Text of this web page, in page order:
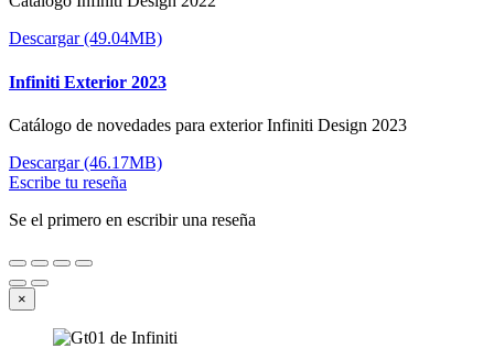
Descargar (49.04MB)
Infiniti Exterior 2023
Catálogo de novedades para exterior Infiniti Design 2023
Descargar (46.17MB)
Escribe tu reseña
Se el primero en escribir una reseña
×